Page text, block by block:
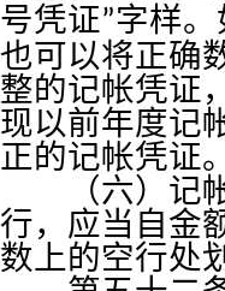
号凭证”字样
也可以将正确
整的记帐凭证
现以前年度记
正的记帐凭证
（六）记帐
行，应当自金
数上的空行处